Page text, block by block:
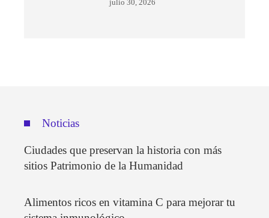
julio 30, 2026
Noticias
Ciudades que preservan la historia con más
sitios Patrimonio de la Humanidad
Alimentos ricos en vitamina C para mejorar tu